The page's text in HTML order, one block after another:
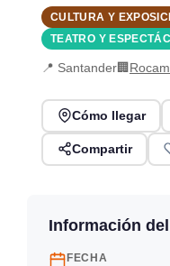
CULTURA Y
TEATRO Y
📍 Santander🏢
Cómo llegar
Compartir
Información
FECHA